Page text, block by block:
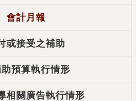
會計月報
或接受之補助
預算執行情形
相關廣告執行情形